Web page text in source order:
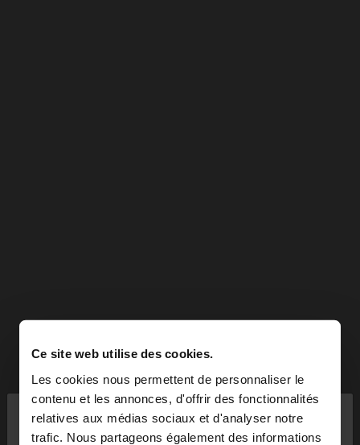
Ce site web utilise des cookies.
Les cookies nous permettent de personnaliser le
contenu et les annonces, d'offrir des fonctionnalités
relatives aux médias sociaux et d'analyser notre
trafic. Nous partageons également des informations
bonjour ×